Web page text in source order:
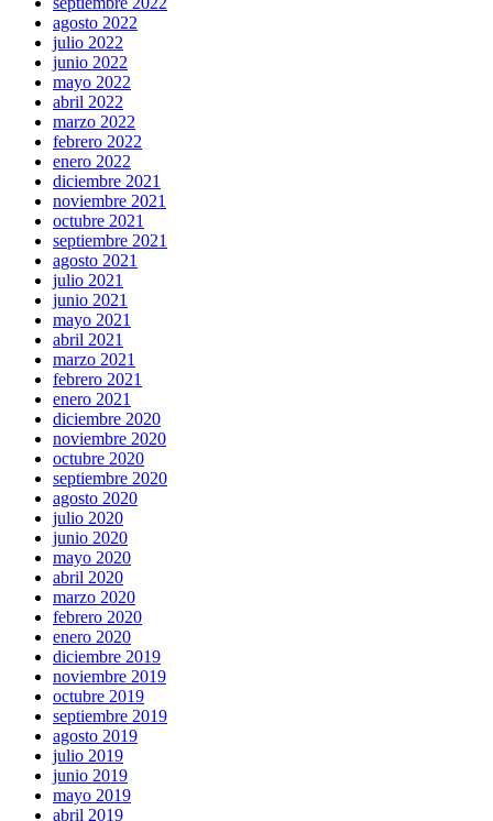
agosto 2022
julio 2022
junio 2022
mayo 2022
abril 2022
marzo 2022
febrero 2022
enero 2022
diciembre 2021
noviembre 2021
octubre 2021
septiembre 2021
agosto 2021
julio 2021
junio 2021
mayo 2021
abril 2021
marzo 2021
febrero 2021
enero 2021
diciembre 2020
noviembre 2020
octubre 2020
septiembre 2020
agosto 2020
julio 2020
junio 2020
mayo 2020
abril 2020
marzo 2020
febrero 2020
enero 2020
diciembre 2019
noviembre 2019
octubre 2019
septiembre 2019
agosto 2019
julio 2019
junio 2019
mayo 2019
abril 2019